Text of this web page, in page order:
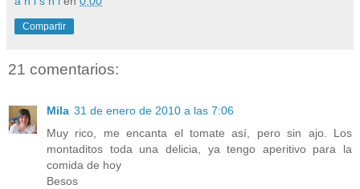
Compartir
21 comentarios:
Mila 31 de enero de 2010 a las 7:06
Muy rico, me encanta el tomate así, pero sin ajo. Los
montaditos toda una delicia, ya tengo aperitivo para la
comida de hoy
Besos